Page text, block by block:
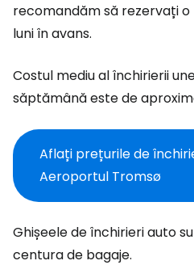
recomandăm să rezervați
luni în avans.
Costul mediu al închirierii
săptămână este de
Aflați prețurile de
Aeroportul Tromsø
Ghișeele de închirieri auto
centura de bagaje.